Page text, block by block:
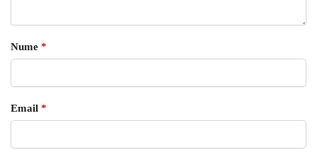
Nume *
Email *